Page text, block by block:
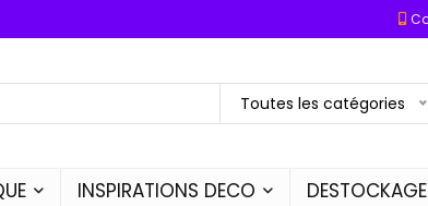
Toutes les catégories
INSPIRATIONS DECO DESTOCKAGE